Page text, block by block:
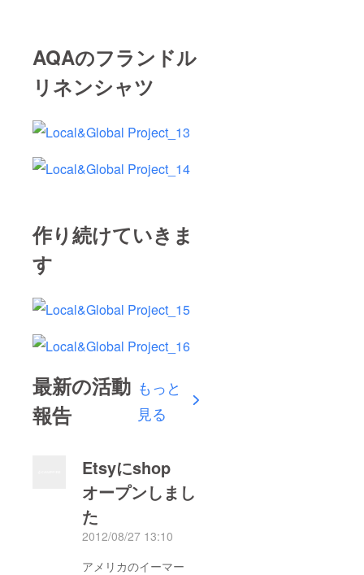
AQAのフランドル
リネンシャツ
作り続けていきま
す
最新の活動
報告
もっと
見る
Etsyにshop
オープンしまし
た
2012/08/27 13:10
アメリカのイーマー